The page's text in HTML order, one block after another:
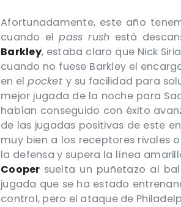
Afortunadamente, este año
cuando elpass rush está
Barkley, estaba claro que Nick
cuando no fuese Barkley el
en elpocket y su facilidad para
mejor jugada de la noche para
habían conseguido con éxito
de las jugadas positivas de este
muy bien a los receptores rivales
la defensa y supera la línea
Cooper suelta un puñetazo al
jugada que se ha estado
control, pero el ataque de